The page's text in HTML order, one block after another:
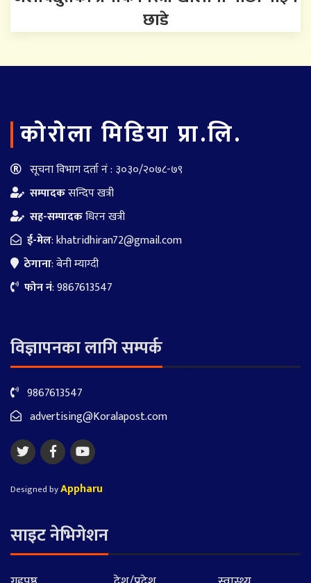
छाडे
काेराेला मिडिया प्रा.लि.
सूचना विभाग दर्ता नं : ३०३०/२०७८-७९
सम्पादकसन्दिप खत्री
सह-सम्पादकधिरन खत्री
ई-मेल:khatridhiran72@gmail.com
ठेगाना: बेनी म्याग्दी
फोन नं: 9867613547
विज्ञापनका लागि सम्पर्क
9867613547
advertising@Koralapost.com
Designed byAppharu
साइट नेभिगेशन